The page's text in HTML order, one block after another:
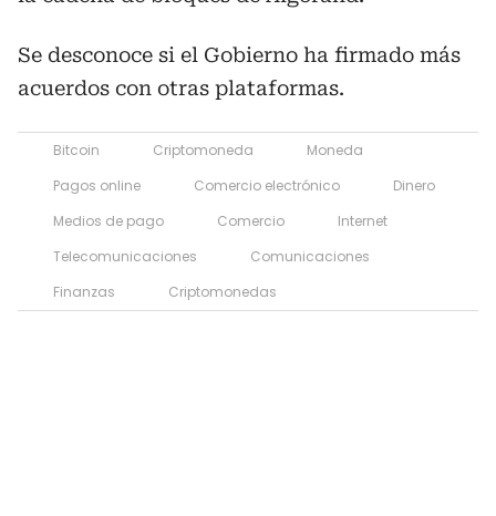
Se desconoce si el Gobierno ha firmado más
acuerdos con otras plataformas.
Bitcoin Criptomoneda
Moneda
Pagos online
Comercio electrónico
Dinero
Medios de pago
Comercio
Internet
Telecomunicaciones
Comunicaciones
Finanzas
Criptomonedas